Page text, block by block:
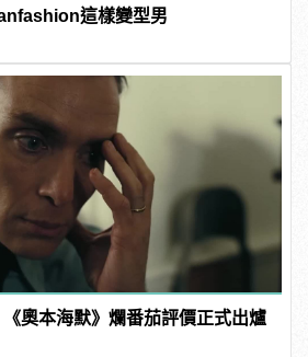
這樣變型男
奧本海默》爛番茄評價正式出爐